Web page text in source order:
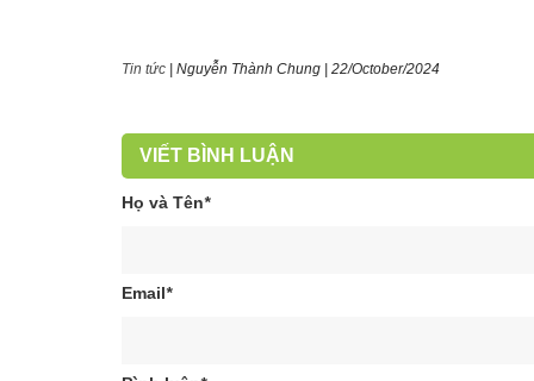
Tin tức Nguyễn Thành Chung 22/October/2024
VIẾT BÌNH LUẬN
Họ và Tên*
Email*